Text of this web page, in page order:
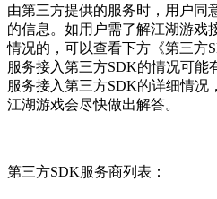
由第三方提供的服务时，用户同
的信息。如用户需了解江湖游戏
情况的，可以查看下方《第三方
服务接入第三方SDK的情况可能
服务接入第三方SDK的详细情况
江湖游戏会尽快做出解答。
第三方SDK服务商列表：